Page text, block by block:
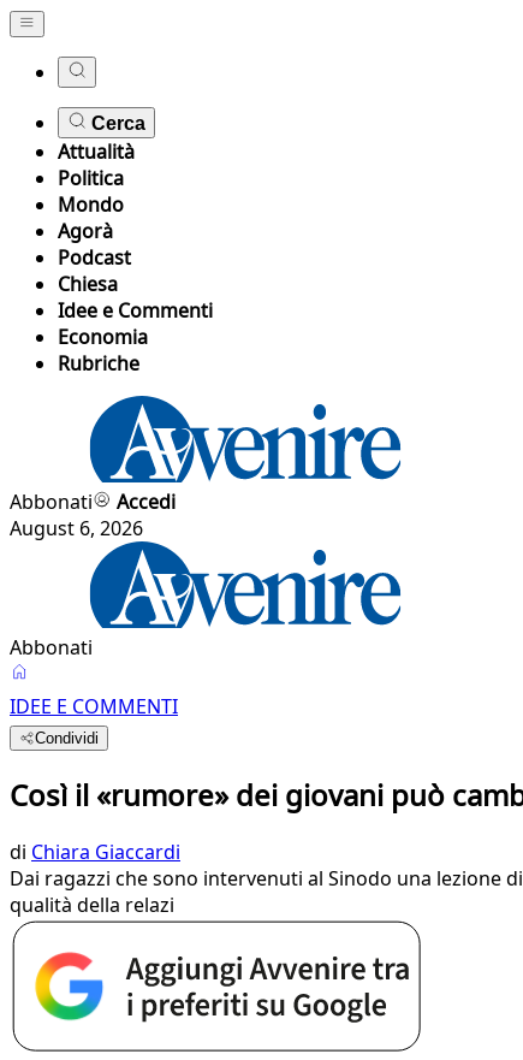
Cerca
Attualità
Politica
Mondo
Agorà
Podcast
Chiesa
Idee e Commenti
Economia
Rubriche
Abbonati
Accedi
August 6, 2026
Abbonati
IDEE E COMMENTI
Condividi
Così il «rumore» dei giovani può
di Chiara Giaccardi
Dai ragazzi che sono intervenuti al Sinodo una lezione
qualità della relazi